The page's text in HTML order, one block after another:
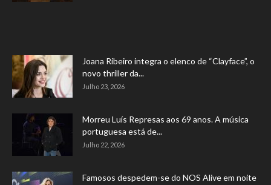
Joana Ribeiro integra o elenco de “Clayface”, o
novo thriller da...
Julho 23, 2026
Morreu Luís Represas aos 69 anos. A música
portuguesa está de...
Julho 22, 2026
Famosos despedem-se do NOS Alive em noite